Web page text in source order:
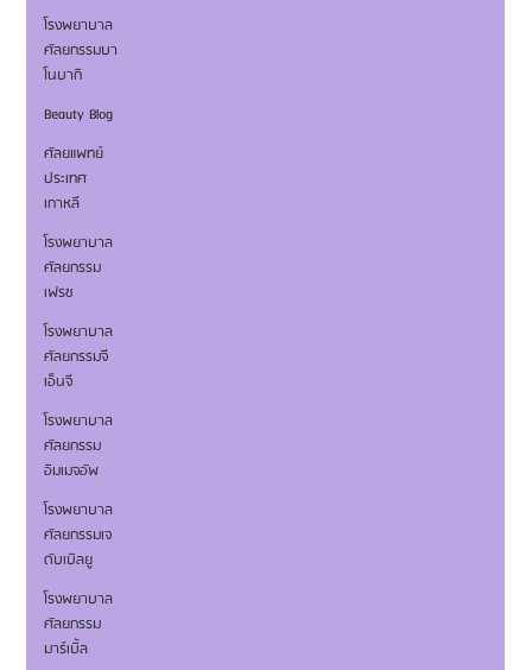
โรงพยาบาล
ศัลยกรรมบา
โนบากิ
Beauty Blog
ศัลยแพทย์
ประเทศ
เกาหลี
โรงพยาบาล
ศัลยกรรม
เฟรช
โรงพยาบาล
ศัลยกรรมจี
เอ็นจี
โรงพยาบาล
ศัลยกรรม
อิมเมจอัพ
โรงพยาบาล
ศัลยกรรมเจ
ดับเบิลยู
โรงพยาบาล
ศัลยกรรม
มาร์เบิ้ล